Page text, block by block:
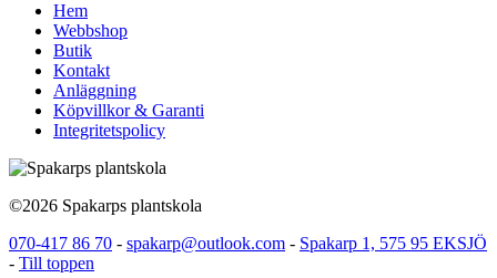
Hem
Webbshop
Butik
Kontakt
Anläggning
Köpvillkor & Garanti
Integritetspolicy
©2026 Spakarps plantskola
070-417 86 70 - spakarp@outlook.com - Spakarp 1, 575 95 EKSJÖ
- Till toppen